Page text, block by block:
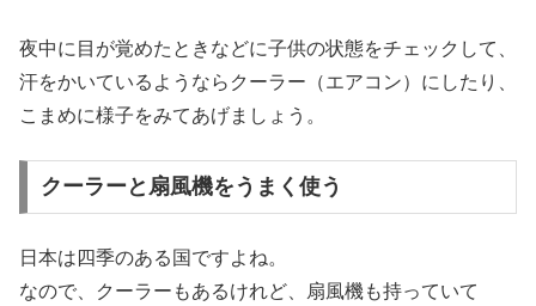
夜中に目が覚めたときなどに子供の状態をチェックして、
汗をかいているようならクーラー（エアコン）にしたり、
こまめに様子をみてあげましょう。
クーラーと扇風機をうまく使う
日本は四季のある国ですよね。
なので、クーラーもあるけれど、扇風機も持っていて